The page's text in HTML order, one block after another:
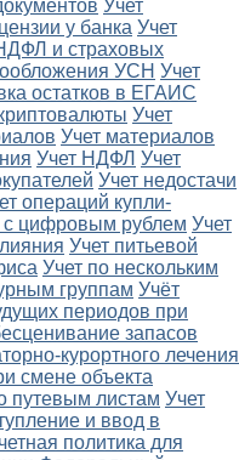
Учет
у банка Учет
и страховых
УСН Учет
остатков в ЕГАИС
Учет
Учет материалов
Учет НДФЛ Учет
Учет недостачи
операций купли-
с цифровым рублем Учет
Учет питьевой
Учет по нескольким
группам Учёт
периодов при
запасов
курортного лечения
смене объекта
путевым листам Учет
и ввод в
политика для